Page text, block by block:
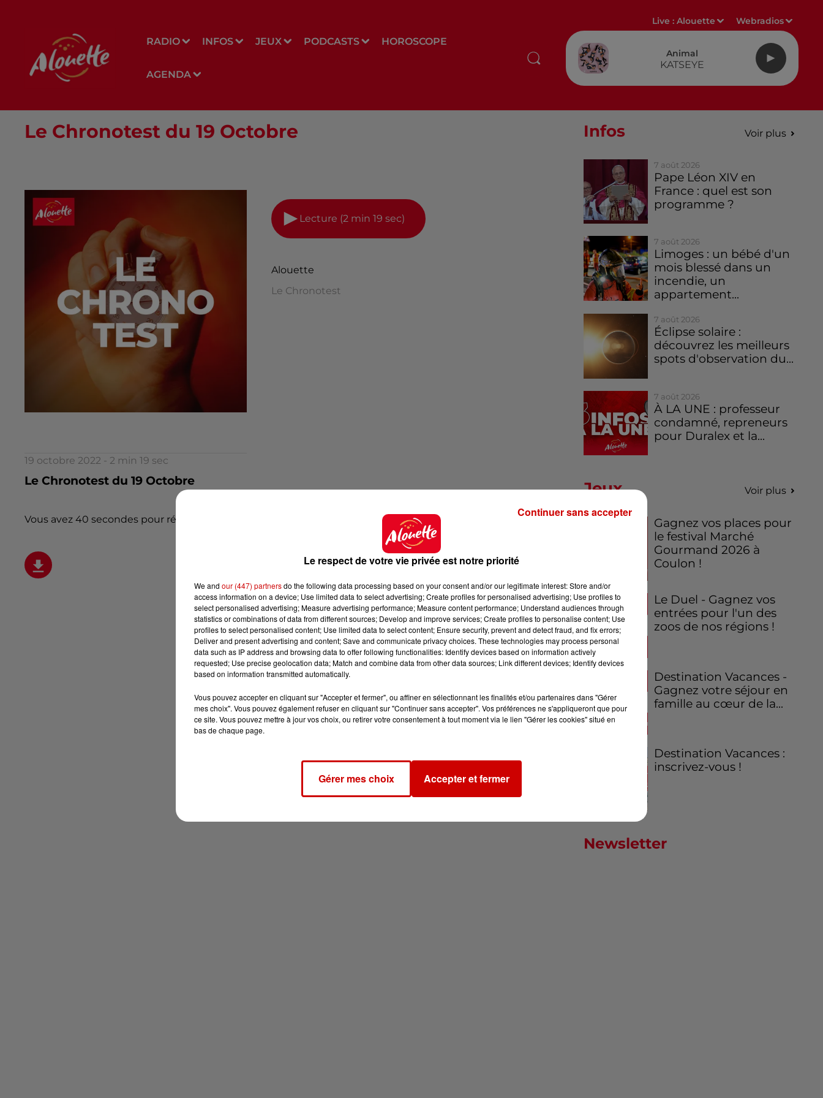
RADIO INFOS JEUX PODCASTS HOROSCOPE
AGENDA
Live :Alouette Webradios
Animal
KATSEYE
Le Chronotest du 19 Octobre
Lecture (2 min 19 sec)
Alouette
Le Chronotest
19 octobre 2022 - 2 min 19 sec
Le Chronotest du 19 Octobre
Vous avez 40 secondes pour répondre à 5 questions. Top… C'est parti !
Infos Voir plus
7 août 2026
Pape Léon XIV en
France : quel est son
programme ?
7 août 2026
Limoges : un bébé d'un
mois blessé dans un
incendie, un
appartement...
7 août 2026
Éclipse solaire :
découvrez les meilleurs
spots d'observation du...
7 août 2026
À LA UNE : professeur
condamné, repreneurs
pour Duralex et la...
Jeux Voir plus
Gagnez vos places pour
le festival Marché
Gourmand 2026 à
Coulon !
Le Duel - Gagnez vos
entrées pour l'un des
zoos de nos régions !
Destination Vacances -
Gagnez votre séjour en
famille au cœur de la...
Destination Vacances :
inscrivez-vous !
Newsletter
Le respect de votre vie privée est notre priorité
We and our (447) partnersdo the following data processing based on your consent and/or our legitimate interest: Store and/or
access information on a device; Use limited data to select advertising; Create profiles for personalised advertising; Use profiles to
select personalised advertising; Measure advertising performance; Measure content performance; Understand audiences through
statistics or combinations of data from different sources; Develop and improve services; Create profiles to personalise content; Use
profiles to select personalised content; Use limited data to select content; Ensure security, prevent and detect fraud, and fix errors;
Deliver and present advertising and content; Save and communicate privacy choices. These technologies may process personal
data such as IP address and browsing data to offer following functionalities: Identify devices based on information actively
requested; Use precise geolocation data; Match and combine data from other data sources; Link different devices; Identify devices
based on information transmitted automatically.
Vous pouvez accepter en cliquant sur "Accepter et fermer", ou affiner en sélectionnant les finalités et/ou partenaires dans "Gérer
mes choix". Vous pouvez également refuser en cliquant sur "Continuer sans accepter". Vos préférences ne s'appliqueront que pour
ce site. Vous pouvez mettre à jour vos choix, ou retirer votre consentement à tout moment via le lien "Gérer les cookies" situé en
bas de chaque page.
Gérer mes choix Accepter et fermer
Continuer sans accepter